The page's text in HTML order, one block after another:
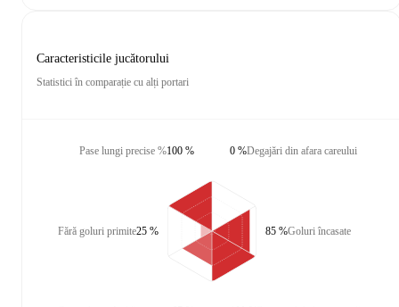
Caracteristicile jucătorului
Statistici în comparație cu alți portari
Pase lungi precise %100 %
Fără goluri primite25 %
Degajări din afara careului
0 %
Goluri încasate
85 %